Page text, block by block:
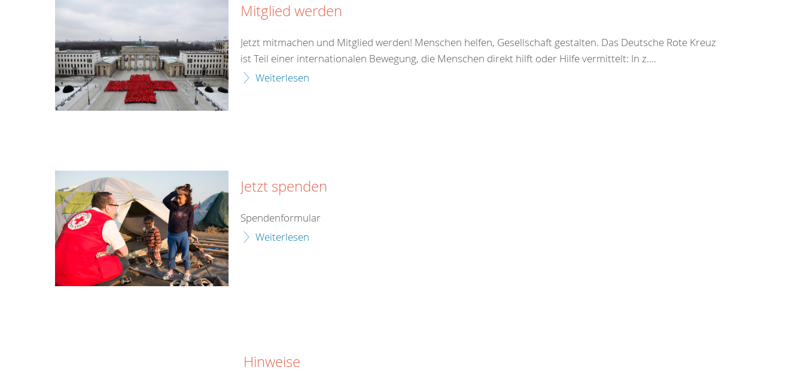
Mitglied werden
Jetzt mitmachen und Mitglied werden! Menschen helfen, Gesellschaft gestalten. Das Deutsche Rote Kreuz
ist Teil einer internationalen Bewegung, die Menschen direkt hilft oder Hilfe vermittelt: In z....
Weiterlesen
Jetzt spenden
Spendenformular
Weiterlesen
Hinweise